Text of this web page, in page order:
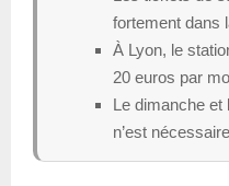
fortement dans
À Lyon, le
20 euros par
Le dimanche
n’est